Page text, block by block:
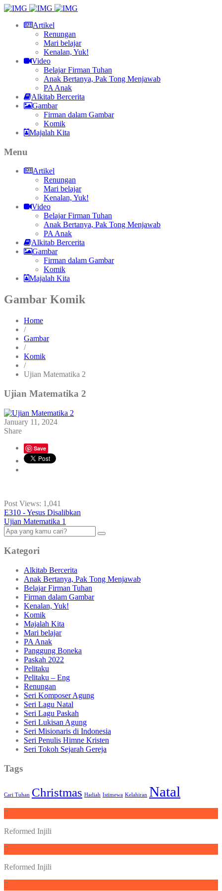
Artikel
Renungan
Mari belajar
Kenalan, Yuk!
Video
Belajar Firman Tuhan
Anak Bertanya, Pak Tong Menjawab
PA Anak
Alkitab Bercerita
Gambar
Firman dalam Gambar
Komik
Majalah Kita
Menu
Artikel
Renungan
Mari belajar
Kenalan, Yuk!
Video
Belajar Firman Tuhan
Anak Bertanya, Pak Tong Menjawab
PA Anak
Alkitab Bercerita
Gambar
Firman dalam Gambar
Komik
Majalah Kita
Gambar Komik
Home
/
Gambar
/
Komik
/
Ujian Matematika 2
Ujian Matematika 2
January 11, 2024
Share
Save
Post Views: 1,041
E310 - Yesus Disalibkan
Ujian Matematika 1
Kategori
Alkitab Bercerita
Anak Bertanya, Pak Tong Menjawab
Belajar Firman Tuhan
Firman dalam Gambar
Kenalan, Yuk!
Komik
Majalah Kita
Mari belajar
PA Anak
Panggung Boneka
Paskah 2022
Pelitaku
Pelitaku – Eng
Renungan
Seri Komposer Agung
Seri Lagu Natal
Seri Lagu Paskah
Seri Lukisan Agung
Seri Misionaris di Indonesia
Seri Penulis Himne Kristen
Seri Tokoh Sejarah Gereja
Tags
Cari Tuhan Christmas Hadiah Istimewa Kelahiran Natal
Reformed Injili
Reformed Injili